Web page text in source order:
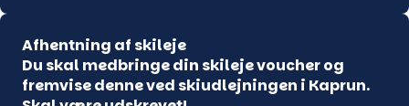
Afhentning af skileje
Du skal medbringe din skileje voucher og
fremvise denne ved skiudlejningen i Kaprun.